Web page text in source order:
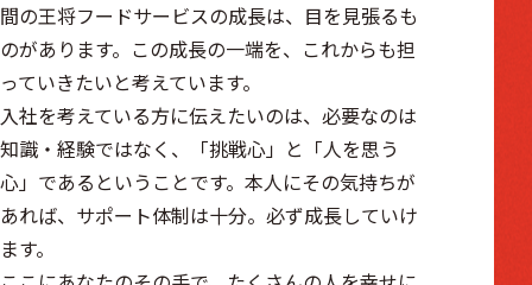
間の王将フードサービスの成長は、目を見張るも
のがあります。この成長の一端を、これからも担
っていきたいと考えています。
入社を考えている方に伝えたいのは、必要なのは
知識・経験ではなく、「挑戦心」と「人を思う
心」であるということです。本人にその気持ちが
あれば、サポート体制は十分。必ず成長していけ
ます。